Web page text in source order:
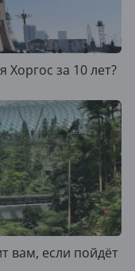
Хоргос за 10 лет?
вам, если пойдёт